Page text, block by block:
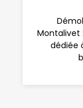
Montalivet
dédiée